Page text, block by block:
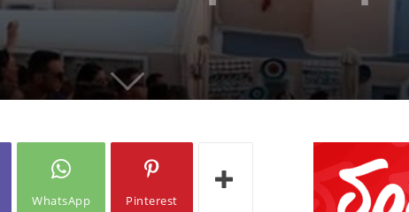
WhatsApp Pinterest